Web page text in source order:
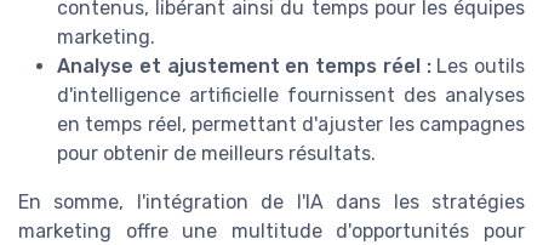
contenus, libérant ainsi du temps pour les équipes
marketing.
Analyse et ajustement en temps réel :Les outils
d'intelligence artificielle fournissent des analyses
en temps réel, permettant d'ajuster les campagnes
pour obtenir de meilleurs résultats.
En somme, l'intégration de l'IA dans les stratégies
marketing offre une multitude d'opportunités pour